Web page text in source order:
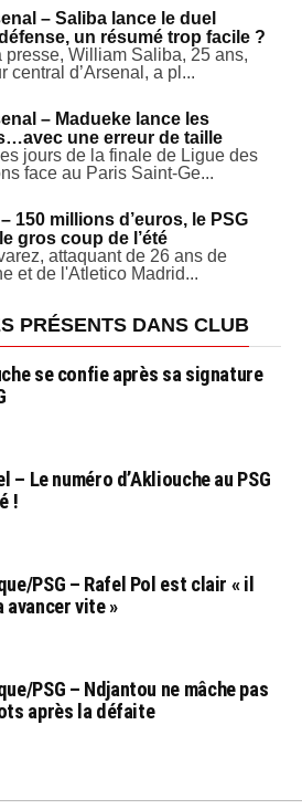
– Saliba lance le duel
un résumé trop facile ?
presse, William Saliba, 25 ans,
central d’Arsenal, a pl...
– Madueke lance les
une erreur de taille
jours de la finale de Ligue des
face au Paris Saint-Ge...
150 millions d’euros, le PSG
gros coup de l’été
attaquant de 26 ans de
et de l'Atletico Madrid...
PRÉSENTS DANS CLUB
se confie après sa signature
– Le numéro d’Akliouche au PSG
!
PSG – Rafel Pol est clair « il
avancer vite »
PSG – Ndjantou ne mâche pas
après la défaite